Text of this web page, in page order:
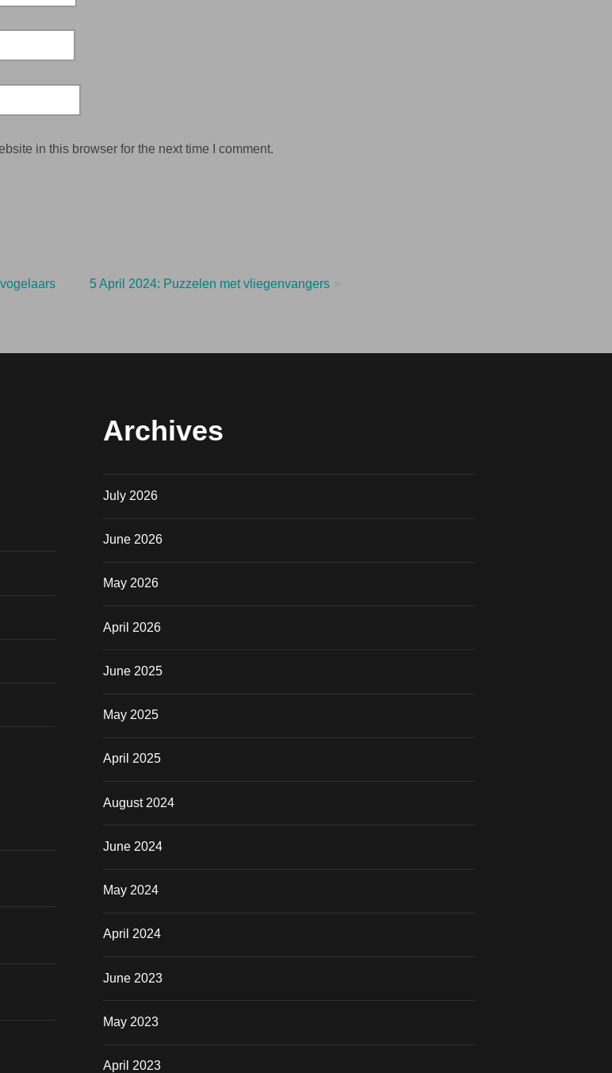
in this browser for the next time I comment.
5 April 2024: Puzzelen met vliegenvangers
Archives
July 2026
June 2026
May 2026
April 2026
June 2025
May 2025
April 2025
August 2024
June 2024
May 2024
April 2024
June 2023
May 2023
April 2023